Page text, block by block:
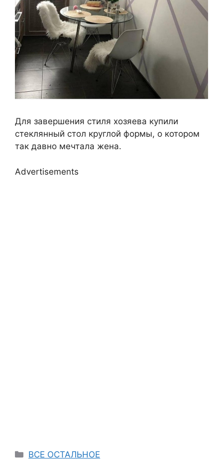
Для завершения стиля хозяева купили
стеклянный стол круглой формы, о котором
так давно мечтала жена.
Advertisements
Categories
ВСЕ ОСТАЛЬНОЕ